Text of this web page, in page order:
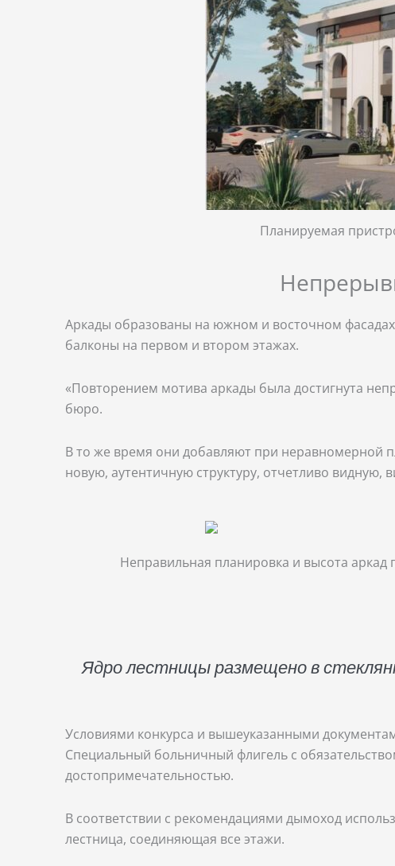
Планируемая
Аркады образованы на южном и восточном
балконы на первом и втором этажах.
«Повторением мотива аркады была достигнута
бюро.
В то же время они добавляют при неравномерной
новую, аутентичную структуру, отчетливо видную,
Неправильная планировка и высота
Ядро лестницы размещено в
Условиями конкурса и вышеуказанными
Специальный больничный флигель с
достопримечательностью.
В соответствии с рекомендациями дымоход
лестница, соединяющая все этажи.